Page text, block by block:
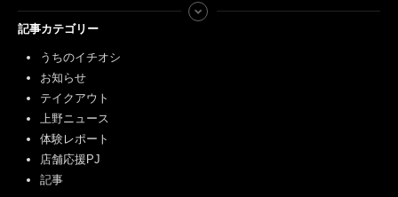
記事カテゴリー
うちのイチオシ
お知らせ
テイクアウト
上野ニュース
体験レポート
店舗応援PJ
記事